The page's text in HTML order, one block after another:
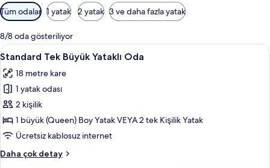
Odalar
için
mevcut
filtreler
Tüm odalar 1 yatak 2 yatak 3 ve daha fazla yatak
8/8 oda gösteriliyor
Standard
Tek
Büyük
Yataklı
Oda
için
tüm
görün
Odada kasa, masa, güneşlik/perde,
3
Standard Tek Büyük Yataklı Oda
18 metre kare
1 yatak odası
2 kişilik
1 büyük (Queen) Boy Yatak VEYA 2 tek Kişilik Yatak
Ücretsiz kablosuz internet
Daha çok detay
Standard